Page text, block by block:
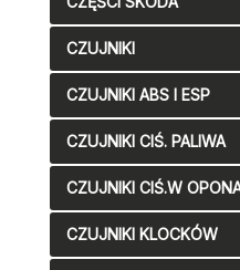
CZUJNIKI
CZUJNIKI ABS I ESP
CZUJNIKI CIŚ. PALIWA
CZUJNIKI CIŚ.W
CZUJNIKI KLOCKÓW